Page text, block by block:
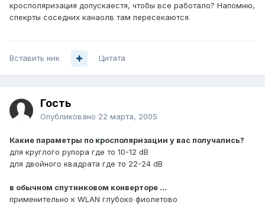
кросполяризация допускаестя, чтобы все работало? Напомню,
спекрты соседних канаолв там пересекаются.
Вставить ник Цитата
Гость
Опубликовано 22 марта, 2005
Какие параметры по кросполяризации у вас получались?
для круглого рупора где то 10-12 dB
для двойного квадрата где то 22-24 dB
в обычном спутниковом конверторе ...
применительно к WLAN глубоко фиолетово